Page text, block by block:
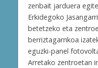
zenbait jarduera
Erkidegoko
betetzeko eta
berriztagarrikoa
eguzki-panel
Arretako zentroetan